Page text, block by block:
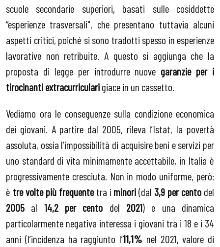
scuole secondarie superiori, basati sulle cosiddette
“esperienze trasversali", che presentano tuttavia alcuni
aspetti critici, poiché si sono tradotti spesso in esperienze
lavorative non retribuite. A questo si aggiunga che la
proposta di legge per introdurre nuove garanzie per i
tirocinanti extracurricularigiace in un cassetto.
Vediamo ora le conseguenze sulla condizione economica
dei giovani. A partire dal 2005, rileva l’Istat, la povertà
assoluta, ossia l’impossibilità di acquisire beni e servizi per
uno standard di vita minimamente accettabile, in Italia è
progressivamente cresciuta. Non in modo uniforme, però:
è tre volte più frequentetra i minori(dal 3,9 per cento del
2005 al 14,2 per cento del 2021) e una dinamica
particolarmente negativa interessa i giovani tra i 18 e i 34
anni (l’incidenza ha raggiunto l’11,1% nel 2021, valore di